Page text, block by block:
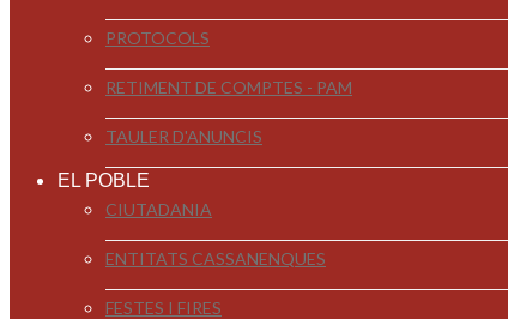
PROTOCOLS
RETIMENT DE COMPTES - PAM
TAULER D'ANUNCIS
EL POBLE
CIUTADANIA
ENTITATS CASSANENQUES
FESTES I FIRES